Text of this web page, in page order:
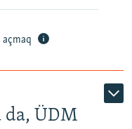
açmaq
da, ÜDM